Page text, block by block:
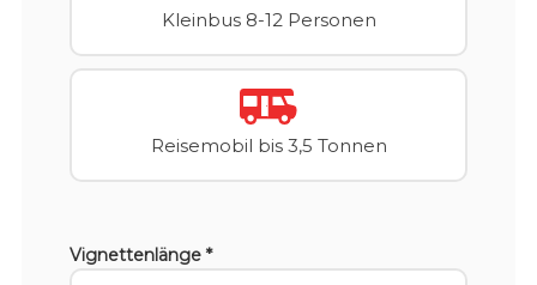
Kleinbus 8-12 Personen
Reisemobil bis 3,5 Tonnen
Vignettenlänge *